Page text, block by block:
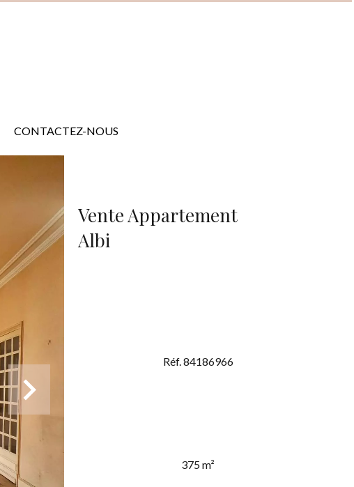
CONTACTEZ-NOUS
Vente Appartement
Albi
Réf. 84186966
375 m²